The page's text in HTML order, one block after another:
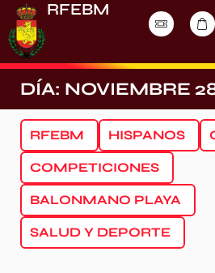
RFEBM
DÍA: NOVIEMBRE
RFEBM HISPANOS
COMPETICIONES
BALONMANO PLAYA
SALUD Y DEPORTE